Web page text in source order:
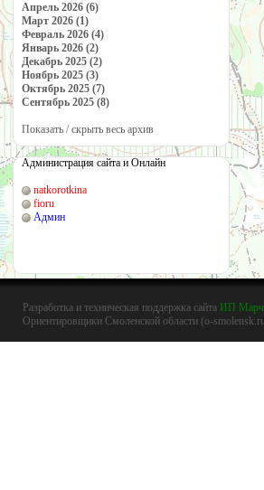
Апрель 2026 (6)
Март 2026 (1)
Февраль 2026 (4)
Январь 2026 (2)
Декабрь 2025 (2)
Ноябрь 2025 (3)
Октябрь 2025 (7)
Сентябрь 2025 (8)
Показать / скрыть весь архив
Администрация сайта и Онлайн
natkorotkina
fioru
Админ
Разработка и техническая поддержка сайта ИП
Ориентировщики Смоленской области (o-